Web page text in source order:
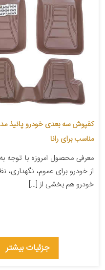
مناسب برای رانا
معرفی محصول امروزه با توجه به
از خودرو برای عموم، نگهداری،
خودرو هم بخشی از […]
جزئیات بیشتر